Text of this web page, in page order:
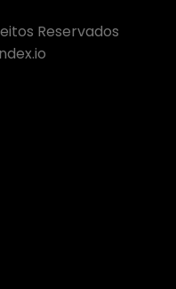
Reservados